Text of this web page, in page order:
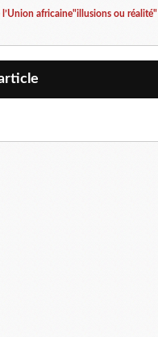
africaine"illusions ou réalité"